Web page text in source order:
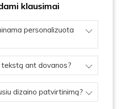
klausimai
personalizuota
ant dovanos?
dizaino patvirtinimą?